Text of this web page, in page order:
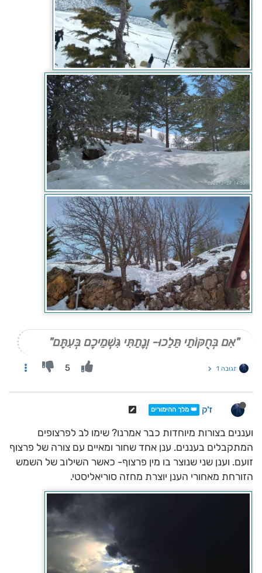
"אִם בְּחֻקּוֹתַי תֵּלֵכוּ- וְנָתַתִּי גִּשְׁמֵיכֶם בְּעִתָּם"
תגובה 1 5
ז'ק 👑 מלך ההימורים
ועננים בצורות מיוחדות כבר אמרנו? שימו לב לפרצופים
המתקבלים בעננים. ענן אחד שחור ומאיים עם צורה של פרצוף
זועם. וענן שני שנוצר בו מין פרצוף- כאשר השילוב של השמש
הזורחת מאחורי הענן יוצרת מחזה סוריאליסטי.